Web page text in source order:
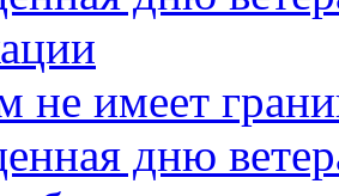
не имеет
дню